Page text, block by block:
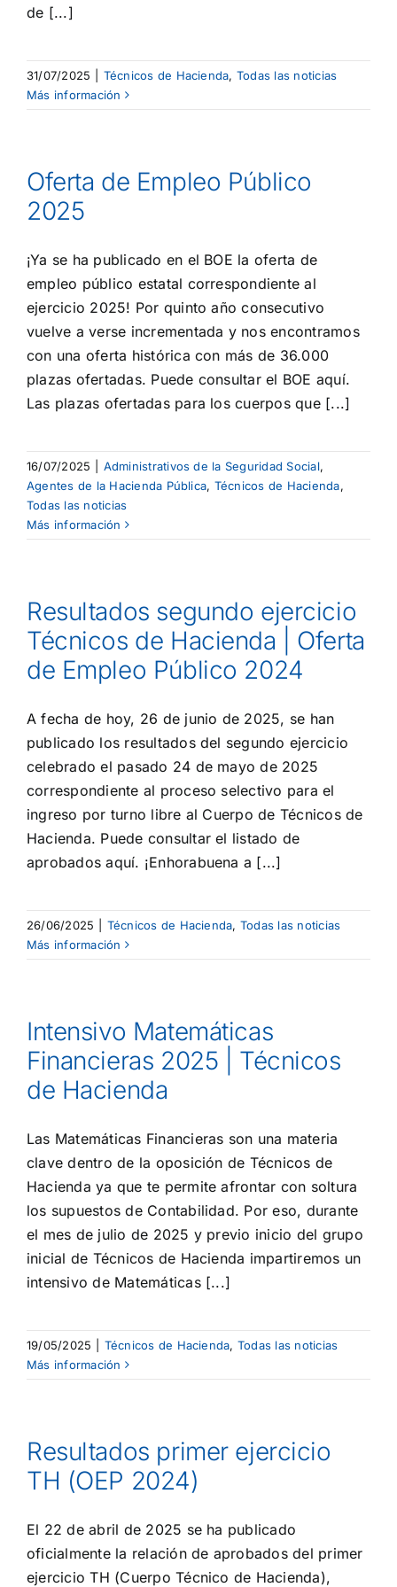
de [...]
31/07/2025 Técnicos de Hacienda, Todas las noticias
Más información
Oferta de Empleo Público
2025
¡Ya se ha publicado en el BOE la oferta de
empleo público estatal correspondiente al
ejercicio 2025! Por quinto año consecutivo
vuelve a verse incrementada y nos encontramos
con una oferta histórica con más de 36.000
plazas ofertadas. Puede consultar el BOE aquí.
Las plazas ofertadas para los cuerpos que [...]
16/07/2025 Administrativos de la Seguridad Social,
Agentes de la Hacienda Pública, Técnicos de Hacienda,
Todas las noticias
Más información
Resultados segundo ejercicio
Técnicos de Hacienda | Oferta
de Empleo Público 2024
A fecha de hoy, 26 de junio de 2025, se han
publicado los resultados del segundo ejercicio
celebrado el pasado 24 de mayo de 2025
correspondiente al proceso selectivo para el
ingreso por turno libre al Cuerpo de Técnicos de
Hacienda. Puede consultar el listado de
aprobados aquí. ¡Enhorabuena a [...]
26/06/2025 Técnicos de Hacienda, Todas las noticias
Más información
Intensivo Matemáticas
Financieras 2025 | Técnicos
de Hacienda
Las Matemáticas Financieras son una materia
clave dentro de la oposición de Técnicos de
Hacienda ya que te permite afrontar con soltura
los supuestos de Contabilidad. Por eso, durante
el mes de julio de 2025 y previo inicio del grupo
inicial de Técnicos de Hacienda impartiremos un
intensivo de Matemáticas [...]
19/05/2025 Técnicos de Hacienda, Todas las noticias
Más información
Resultados primer ejercicio
TH (OEP 2024)
El 22 de abril de 2025 se ha publicado
oficialmente la relación de aprobados del primer
ejercicio TH (Cuerpo Técnico de Hacienda),